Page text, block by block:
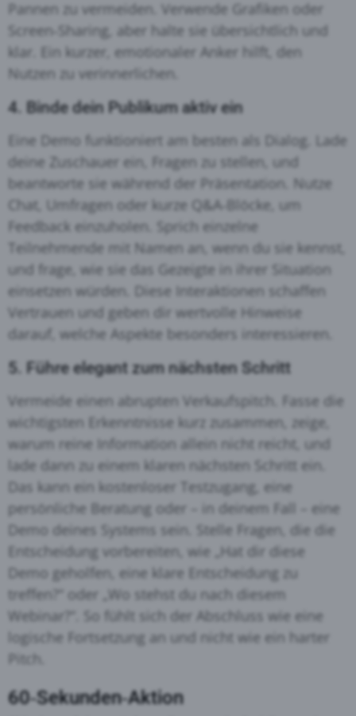
Pannen zu vermeiden
. Verwende Grafiken oder
Screen‑Sharing, aber halte sie übersichtlich und
klar . Ein kurzer, emotionaler Anker hilft, den
Nutzen zu verinnerlichen
4. Binde dein Publikum aktiv ein
Eine Demo funktioniert am besten als Dialog. Lade
deine Zuschauer ein, Fragen zu stellen, und
beantworte sie während der Präsentation . Nutze
Chat, Umfragen oder kurze Q&A‑Blöcke, um
Feedback einzuholen
. Sprich einzelne
Teilnehmende mit Namen an, wenn du sie kennst,
und frage, wie sie das Gezeigte in ihrer Situation
einsetzen würden
. Diese Interaktionen schaffen
Vertrauen und geben dir wertvolle Hinweise
darauf, welche Aspekte besonders interessieren.
5. Führe elegant zum nächsten Schritt
Vermeide einen abrupten Verkaufspitch. Fasse die
wichtigsten Erkenntnisse kurz zusammen, zeige,
warum reine Information allein nicht reicht, und
lade dann zu einem klaren nächsten Schritt ein
Das kann ein kostenloser Testzugang, eine
persönliche Beratung oder – in deinem Fall – eine
Demo deines Systems sein
. Stelle Fragen, die die
Entscheidung vorbereiten, wie „Hat dir diese
Demo geholfen, eine klare Entscheidung zu
treffen?“ oder „Wo stehst du nach diesem
Webinar?“
. So fühlt sich der Abschluss wie eine
logische Fortsetzung an und nicht wie ein harter
Pitch.
60‑Sekunden‑Aktion